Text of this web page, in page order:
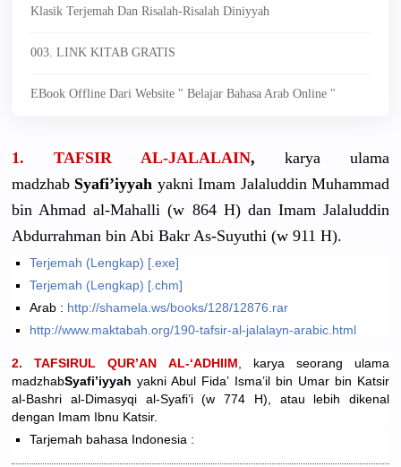
Klasik Terjemah Dan Risalah-Risalah Diniyyah
003. LINK KITAB GRATIS
EBook Offline Dari Website " Belajar Bahasa Arab Online "
1. TAFSIR AL-JALALAIN, karya ulama
madzhab Syafi’iyyah yakni Imam Jalaluddin Muhammad
bin Ahmad al-Mahalli (w 864 H) dan Imam Jalaluddin
Abdurrahman bin Abi Bakr As-Suyuthi (w 911 H).
Terjemah (Lengkap) [.exe]
Terjemah (Lengkap) [.chm]
Arab : http://shamela.ws/books/128/12876.rar
http://www.maktabah.org/190-tafsir-al-jalalayn-arabic.html
2. TAFSIRUL QUR’AN AL-‘ADHIIM , karya seorang ulama
madzhabSyafi’iyyah yakni Abul Fida’ Isma’il bin Umar bin Katsir
al-Bashri al-Dimasyqi al-Syafi’i (w 774 H), atau lebih dikenal
dengan Imam Ibnu Katsir.
Tarjemah bahasa Indonesia :